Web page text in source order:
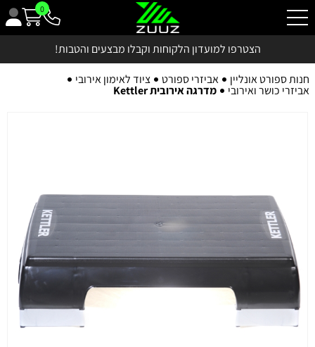
0
הצטרפו למועדון הלקוחות וקבלו מבצעים והטבות!
חנות ספורט אונליין אביזרי ספורט ציוד לאימון אירובי
אביזרי כושר ואירובי מדרגה אירובית Kettler